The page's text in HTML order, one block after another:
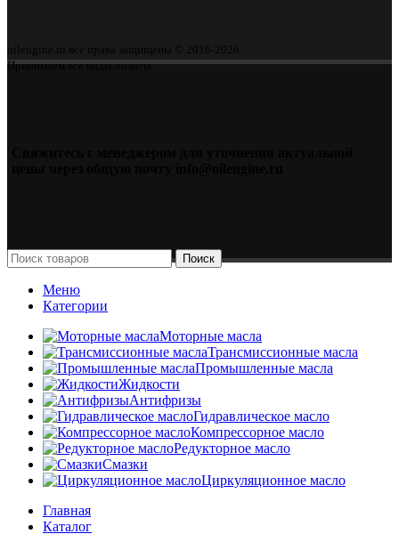
oilengine.ru все права защищены © 2016-2026
Принимаем все виды оплаты.
Поиск
Меню
Категории
Моторные масла
Трансмиссионные масла
Промышленные масла
Жидкости
Антифризы
Гидравлическое масло
Компрессорное масло
Редукторное масло
Смазки
Циркуляционное масло
Главная
Каталог